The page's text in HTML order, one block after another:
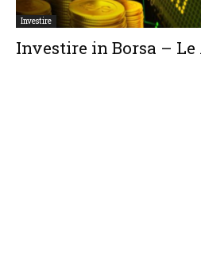
Investire
Investire in Borsa –